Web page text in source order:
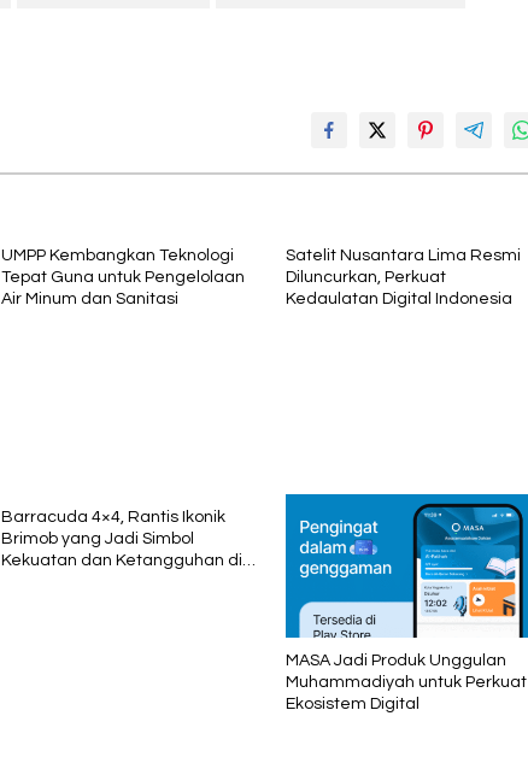
UMPP Kembangkan Teknologi
Tepat Guna untuk Pengelolaan
Air Minum dan Sanitasi
Satelit Nusantara Lima Resmi
Diluncurkan, Perkuat
Kedaulatan Digital Indonesia
Barracuda 4×4, Rantis Ikonik
Brimob yang Jadi Simbol
Kekuatan dan Ketangguhan di
MASA Jadi Produk Unggulan
Muhammadiyah untuk Perkuat
Ekosistem Digital